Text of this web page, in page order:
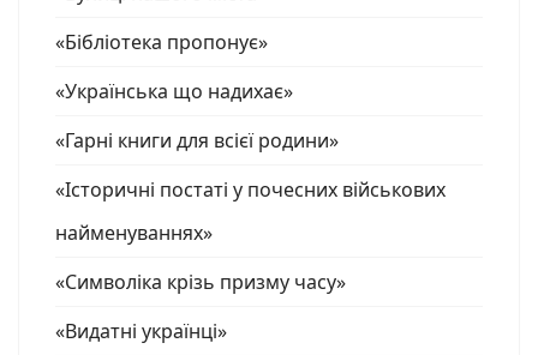
«Бібліотека пропонує»
«Українська що надихає»
«Гарні книги для всієї родини»
«Історичні постаті у почесних військових
найменуваннях»
«Символіка крізь призму часу»
«Видатні українці»